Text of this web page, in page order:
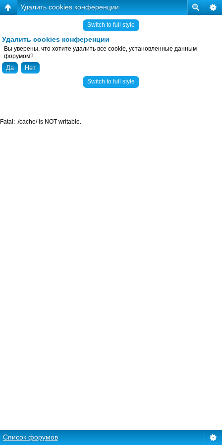
Удалить cookies конференции
Switch to full style
Удалить cookies конференции
Вы уверены, что хотите удалить все cookie, установленные данным
форумом?
Switch to full style
Список форумов
Fatal: ./cache/ is NOT writable.